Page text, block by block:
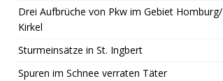
Drei Aufbrüche von Pkw im Gebiet Homburg/
Kirkel
Sturmeinsätze in St. Ingbert
Spuren im Schnee verraten Täter